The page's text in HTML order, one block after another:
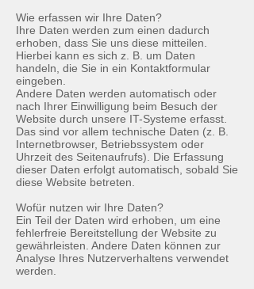
Wie erfassen wir Ihre Daten?
Ihre Daten werden zum einen dadurch
erhoben, dass Sie uns diese mitteilen.
Hierbei kann es sich z. B. um Daten
handeln, die Sie in ein Kontaktformular
eingeben.
Andere Daten werden automatisch oder
nach Ihrer Einwilligung beim Besuch der
Website durch unsere IT-Systeme erfasst.
Das sind vor allem technische Daten (z. B.
Internetbrowser, Betriebssystem oder
Uhrzeit des Seitenaufrufs). Die Erfassung
dieser Daten erfolgt automatisch, sobald Sie
diese Website betreten.
Wofür nutzen wir Ihre Daten?
Ein Teil der Daten wird erhoben, um eine
fehlerfreie Bereitstellung der Website zu
gewährleisten. Andere Daten können zur
Analyse Ihres Nutzerverhaltens verwendet
werden.